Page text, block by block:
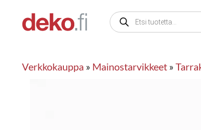
sisältöön
Products
search
Verkkokauppa » Mainostarvikkeet »